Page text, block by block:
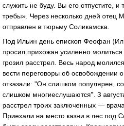
служить не буду. Вы его отпустите, и
требы». Через несколько дней отец
отправлен в тюрьму Соликамска.
Под Ильин день епископ Феофан
просил прихожан усиленно
грозил расстрел. Весь народ
вести переговоры об освобождении
отказали: "Он слишком популярен,
слишком многиеслушаются". 3
расстрел троих заключенных —
Приехали на место казни в лес под